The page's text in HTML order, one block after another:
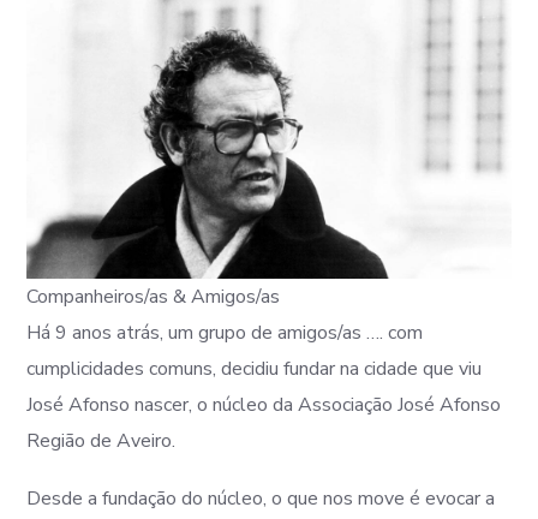
Companheiros/as & Amigos/as
Há 9 anos atrás, um grupo de amigos/as …. com
cumplicidades comuns, decidiu fundar na cidade que viu
José Afonso nascer, o núcleo da Associação José Afonso
Região de Aveiro.
Desde a fundação do núcleo, o que nos move é evocar a